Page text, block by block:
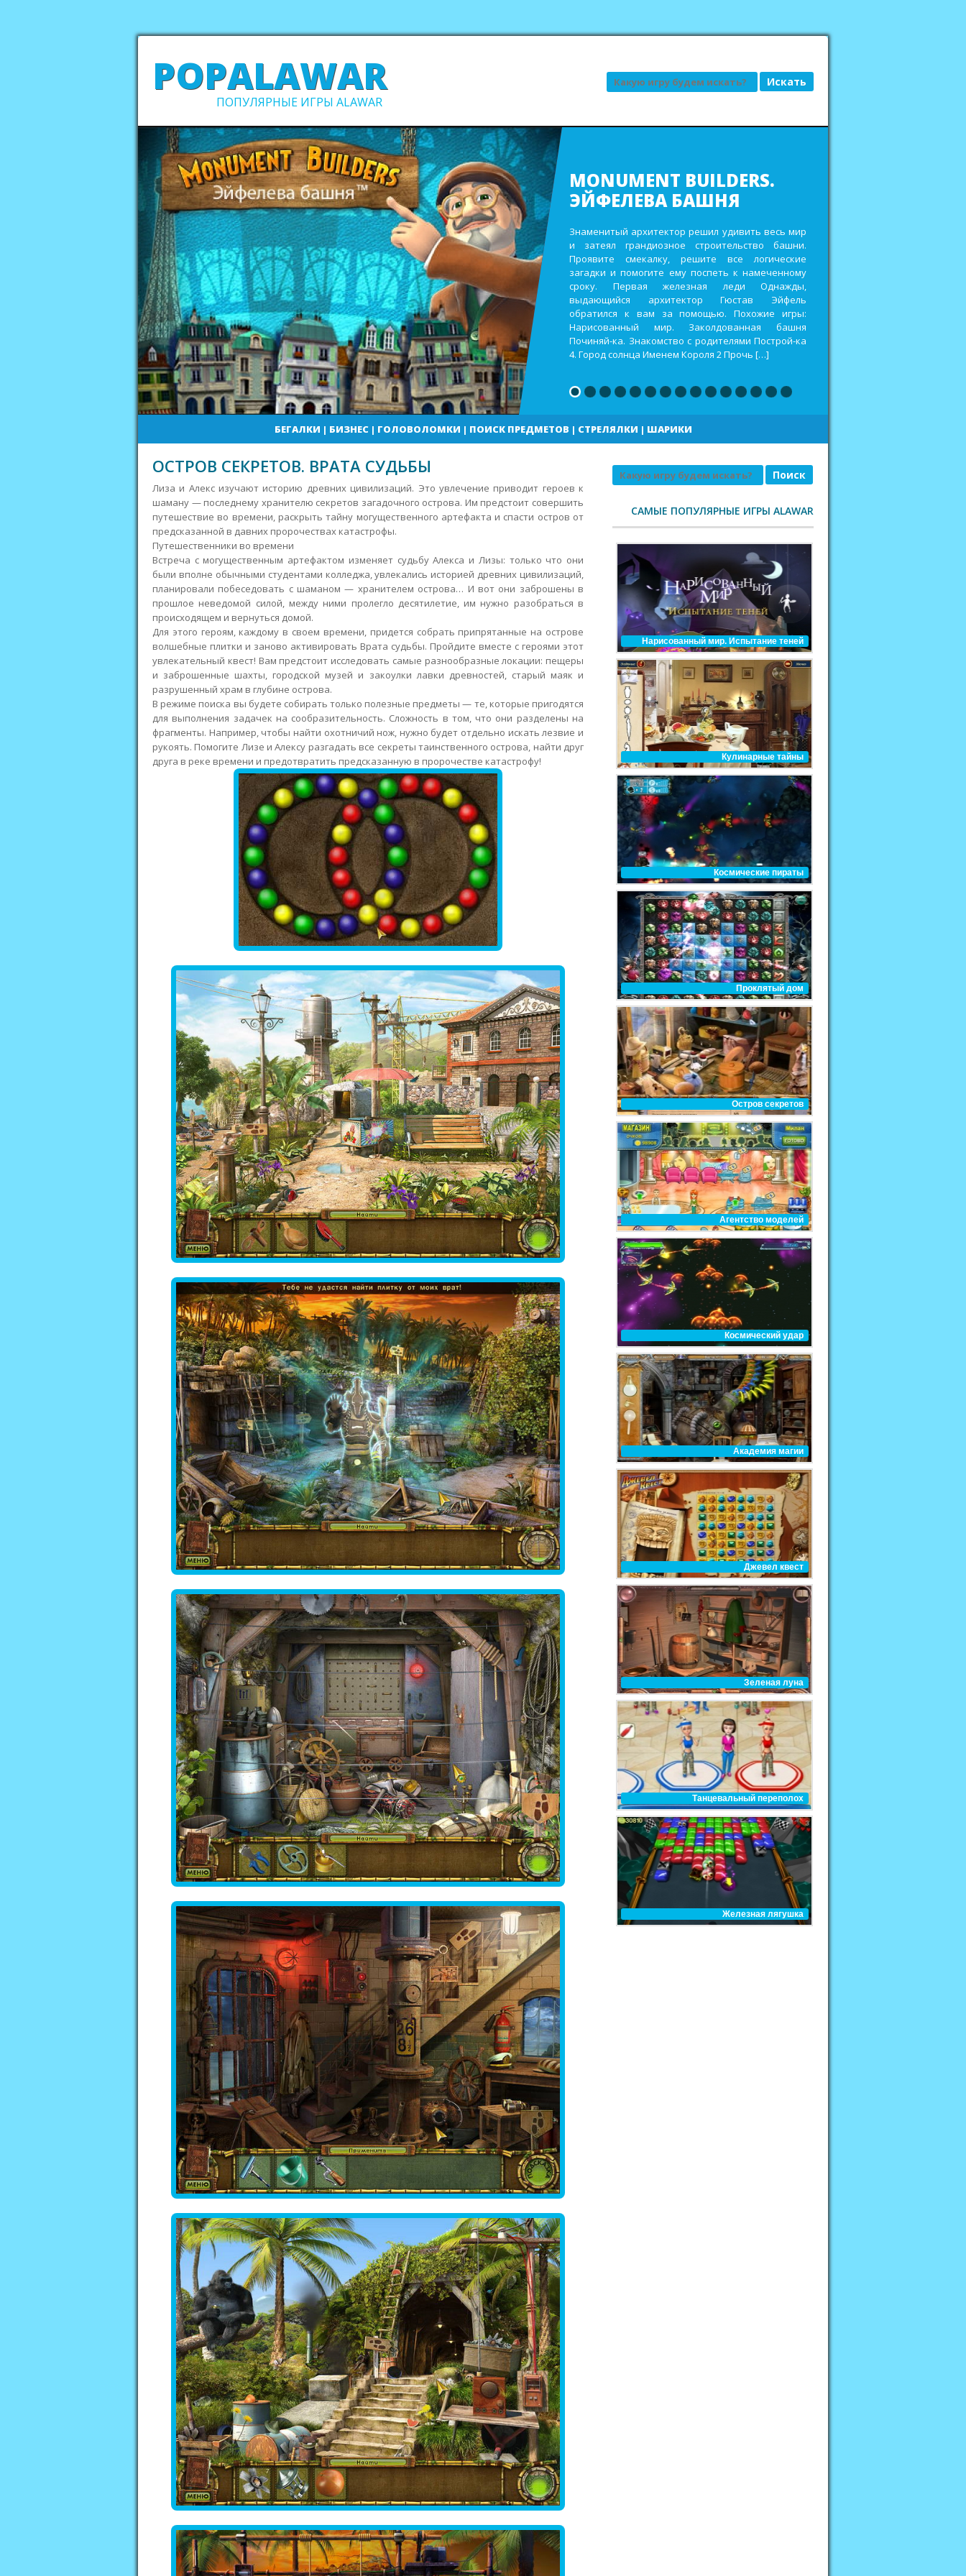
POPALAWAR
ПОПУЛЯРНЫЕ ИГРЫ ALAWAR
Поиск
ВСЕ В САД, ИЛИ ГРЯДКИ
В ПОРЯДКЕ
Выполните просьбы привередливых заказчиков и
заработайте деньги на реставрацию старенькой
виллы. Постройте кладовки для хранения
инвентаря и других полезных ресурсов,
восстановите дорожки и мостики в городских
садах и парках и выиграйте главный приз в
ежегодном садовом фестивале. Похожие игры:
Кекс шоп Как воспитать дракона 2 Построй-ка 4.
Город солнца Веселая ферма. Викинги Повелитель
погоды
БЕГАЛКИ | БИЗНЕС| ГОЛОВОЛОМКИ | ПОИСК ПРЕДМЕТОВ | СТРЕЛЯЛКИ | ШАРИКИ
ОСТРОВ СЕКРЕТОВ. ВРАТА СУДЬБЫ
Лиза и Алекс изучают историю древних цивилизаций. Это увлечение приводит героев к
шаману — последнему хранителю секретов загадочного острова. Им предстоит совершить
путешествие во времени, раскрыть тайну могущественного артефакта и спасти остров от
предсказанной в давних пророчествах катастрофы.
Путешественники во времени
Встреча с могущественным артефактом изменяет судьбу Алекса и Лизы: только что они
были вполне обычными студентами колледжа, увлекались историей древних цивилизаций,
планировали побеседовать с шаманом — хранителем острова… И вот они заброшены в
прошлое неведомой силой, между ними пролегло десятилетие, им нужно разобраться в
происходящем и вернуться домой.
Для этого героям, каждому в своем времени, придется собрать припрятанные на острове
волшебные плитки и заново активировать Врата судьбы. Пройдите вместе с героями этот
увлекательный квест! Вам предстоит исследовать самые разнообразные локации: пещеры
и заброшенные шахты, городской музей и закоулки лавки древностей, старый маяк и
разрушенный храм в глубине острова.
В режиме поиска вы будете собирать только полезные предметы — те, которые пригодятся
для выполнения задачек на сообразительность. Сложность в том, что они разделены на
фрагменты. Например, чтобы найти охотничий нож, нужно будет отдельно искать лезвие и
рукоять. Помогите Лизе и Алексу разгадать все секреты таинственного острова, найти друг
друга в реке времени и предотвратить предсказанную в пророчестве катастрофу!
Поиск
САМЫЕ ПОПУЛЯРНЫЕ ИГРЫ ALAWAR
Нарисованный мир. Испытание теней
Кулинарные тайны
Космические пираты
Проклятый дом
Остров секретов
Агентство моделей
Космический удар
Академия магии
Джевел квест
Зеленая луна
Танцевальный переполох
Железная лягушка